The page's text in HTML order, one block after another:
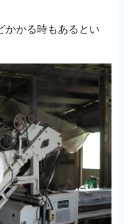
かかる時もあるとい